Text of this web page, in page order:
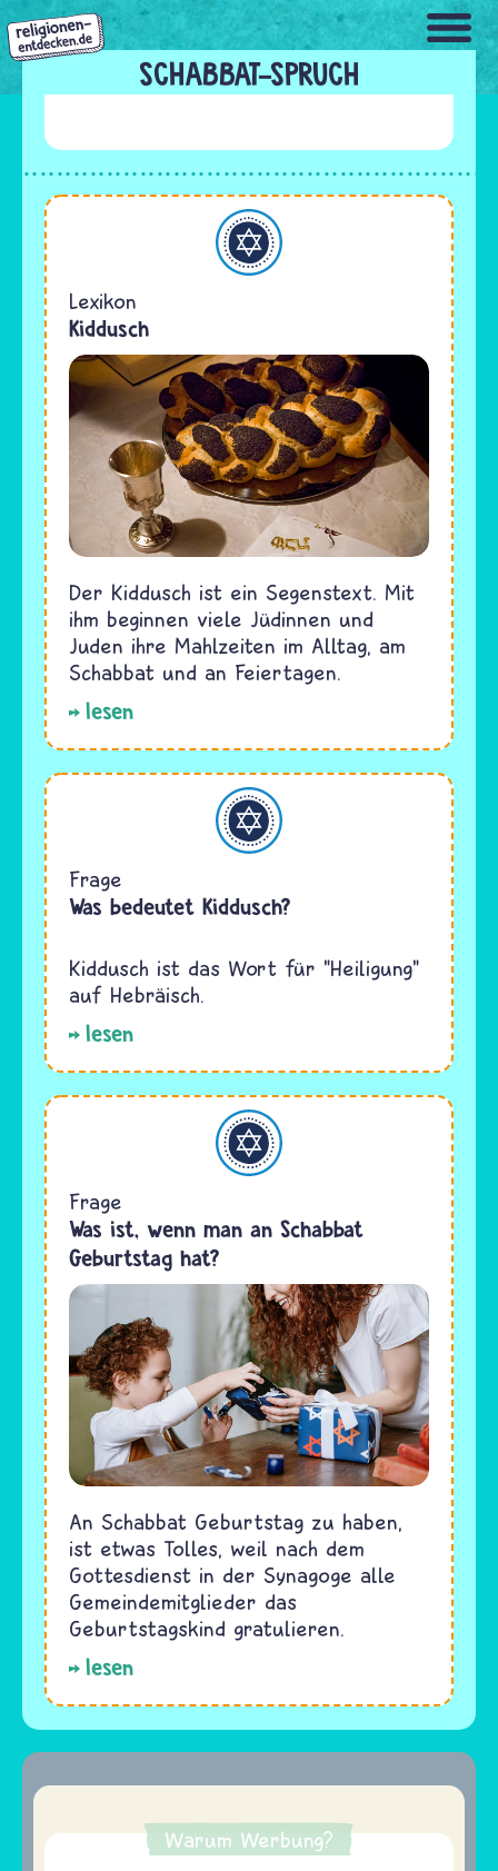
Direkt
zum
Inhalt
SCHABBAT-SPRUCH
Judentum
Lexikon
Kiddusch
Der Kiddusch ist ein Segenstext. Mit
ihm beginnen viele Jüdinnen und
Juden ihre Mahlzeiten im Alltag, am
Schabbat und an Feiertagen.
lesen
Judentum
Frage
Was bedeutet Kiddusch?
Kiddusch ist das Wort für "Heiligung"
auf Hebräisch.
lesen
Judentum
Frage
Was ist, wenn man an Schabbat
Geburtstag hat?
An Schabbat Geburtstag zu haben,
ist etwas Tolles, weil nach dem
Gottesdienst in der Synagoge alle
Gemeindemitglieder das
Geburtstagskind gratulieren.
lesen
Warum Werbung?